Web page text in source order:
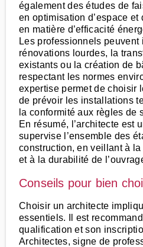
également des études de
en optimisation d’espace
en matière d’efficacité
Les professionnels peuvent
rénovations lourdes, la
existants ou la création de
respectant les normes
expertise permet de choisir
de prévoir les installations
la conformité aux règles de
En résumé, l’architecte est
supervise l’ensemble des
construction, en veillant à
et à la durabilité de
Conseils pour bien
Choisir un architecte
essentiels. Il est
qualification et son
Architectes, signe de